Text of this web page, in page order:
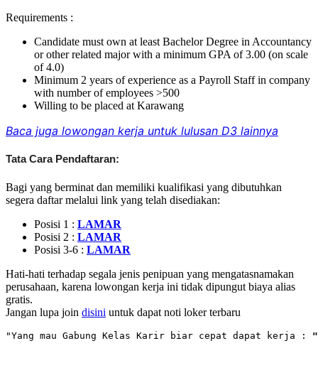
Requirements :
Candidate must own at least Bachelor Degree in Accountancy
or other related major with a minimum GPA of 3.00 (on scale
of 4.0)
Minimum 2 years of experience as a Payroll Staff in company
with number of employees >500
Willing to be placed at Karawang
Baca juga lowongan kerja untuk lulusan D3 lainnya
Tata Cara Pendaftaran:
Bagi yang berminat dan memiliki kualifikasi yang dibutuhkan
segera daftar melalui link yang telah disediakan:
Posisi 1 : LAMAR
Posisi 2 : LAMAR
Posisi 3-6 : LAMAR
Hati-hati terhadap segala jenis penipuan yang mengatasnamakan
perusahaan, karena lowongan kerja ini tidak dipungut biaya alias
gratis.
Jangan lupa join disini untuk dapat noti loker terbaru
"Yang mau Gabung Kelas Karir biar cepat dapat kerja : "